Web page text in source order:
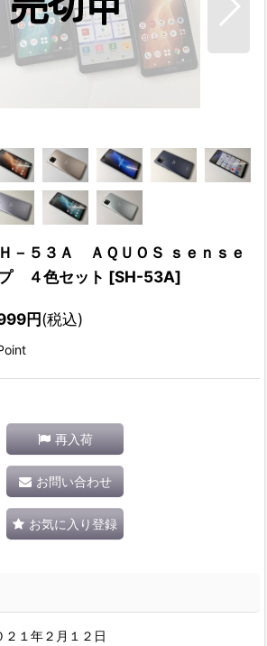
－５３Ａ ＡＱＵＯＳ ｓｅｎｓｅ
４色セット [SH-53A]
円(税込)
再入荷
お問い合わせ
お気に入り登録
１年２月１２日